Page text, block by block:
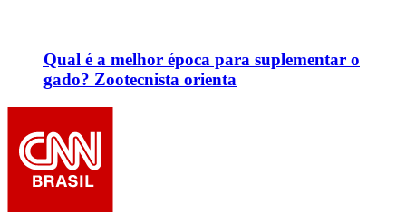
Qual é a melhor época para suplementar o
gado? Zootecnista orienta